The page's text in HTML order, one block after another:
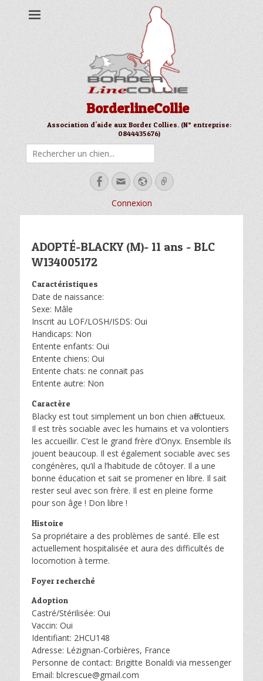
BorderlineCollie
Association d'aide aux Border Collies. (N° entreprise:
0844435676)
Facebook
EmailSite
web
Link
Connexion
ADOPTÉ-BLACKY (M)- 11 ans - BLC
W134005172
Caractéristiques
Date de naissance:
Sexe: Mâle
Inscrit au LOF/LOSH/ISDS: Oui
Handicaps: Non
Entente enfants: Oui
Entente chiens: Oui
Entente chats: ne connait pas
Entente autre: Non
Caractère
Blacky est tout simplement un bon chien affectueux.
Il est très sociable avec les humains et va volontiers
les accueillir. C’est le grand frère d’Onyx. Ensemble ils
jouent beaucoup. Il est également sociable avec ses
congénères, qu’il a l’habitude de côtoyer. Il a une
bonne éducation et sait se promener en libre. Il sait
rester seul avec son frère. Il est en pleine forme
pour son âge ! Don libre !
Histoire
Sa propriétaire a des problèmes de santé. Elle est
actuellement hospitalisée et aura des difficultés de
locomotion à terme.
Foyer recherché
Adoption
Castré/Stérilisée: Oui
Vaccin: Oui
Identifiant: 2HCU148
Adresse: Lézignan-Corbières, France
Personne de contact: Brigitte Bonaldi via messenger
Email: blcrescue@gmail.com